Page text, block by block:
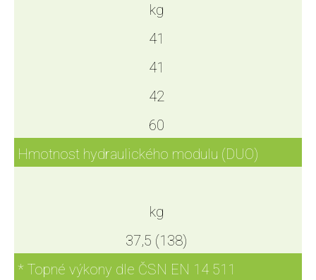
kg
41
41
42
60
Hmotnost hydraulického modulu (DUO)
kg
37,5 (138)
* Topné výkony dle ČSN EN 14 511